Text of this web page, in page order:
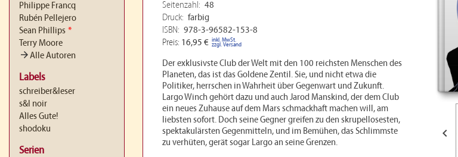
Philippe Francq
Rubén Pellejero
Sean Phillips *
Terry Moore
arrow_forwardAlle Autoren
Labels
schreiber&leser
s&l noir
Alles Gute!
shodoku
Serien

Seitenzahl: 48
Druck: farbig
ISBN: 978-3-96582-153-8
Preis: 16,95 € inkl. MwSt.
zzgl. Versand
Der exklusivste Club der Welt mit den 100 reichsten Menschen des
Planeten, das ist das Goldene Zentil. Sie, und nicht etwa die
Politiker, herrschen in Wahrheit über Gegenwart und Zukunft.
Largo Winch gehört dazu und auch Jarod Manskind, der dem Club
ein neues Zuhause auf dem Mars schmackhaft machen will, am
liebsten sofort. Doch seine Gegner greifen zu den skrupellosesten,
spektakulärsten Gegenmitteln, und im Bemühen, das Schlimmste
zu verhüten, gerät sogar Largo an seine Grenzen.